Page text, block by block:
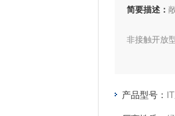
简要描述：
非接触开放
产品型号：